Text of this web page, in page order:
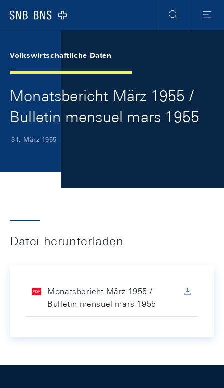
Logo
Suche
Menu
Volkswirtschaftliche Daten
Monatsbericht März 1955 /
Bulletin mensuel mars 1955
31. März 1955
Datei herunterladen
Monatsbericht März 1955 /
Bulletin mensuel mars 1955